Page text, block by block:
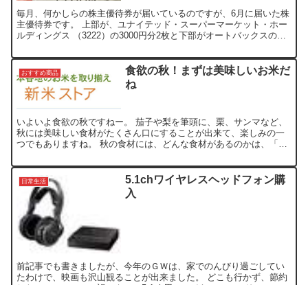
毎月、何かしらの株主優待券が届いているのですが、6月に届いた株
主優待券です。 上部が、ユナイテッド・スーパーマーケット・ホー
ルディングス （3222）の3000円分2枚と下部がオートバックスの
おすすめ商品
食欲の秋！まずは美味しいお米だ
ね
いよいよ食欲の秋ですねー。 茄子や梨を筆頭に、栗、サンマなど、
秋には美味しい食材がたくさん口にすることが出来て、楽しみの一
つでもありますね。 秋の食材には、どんな食材があるのかは、「旬
日常生活
5.1chワイヤレスヘッドフォン購
入
前記事でも書きましたが、今年のＧＷは、家でのんびり過ごしてい
たわけで、映画も沢山観ることが出来ました。 どこも行かず、節約